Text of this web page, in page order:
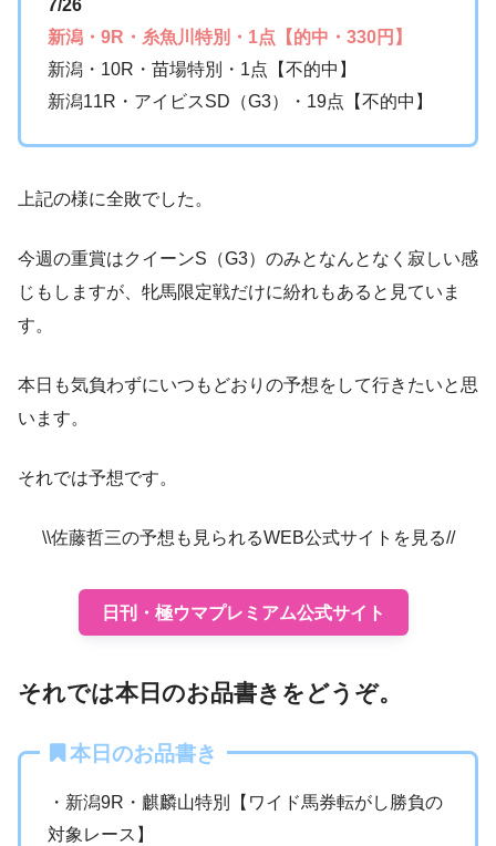
7/26
新潟・9R・糸魚川特別・1点【的中・330円】
新潟・10R・苗場特別・1点【不的中】
新潟11R・アイビスSD（G3）・19点【不的中】
上記の様に全敗でした。
今週の重賞はクイーンS（G3）のみとなんとなく寂しい感
じもしますが、牝馬限定戦だけに紛れもあると見ていま
す。
本日も気負わずにいつもどおりの予想をして行きたいと思
います。
それでは予想です。
\\佐藤哲三の予想も見られるWEB公式サイトを見る//
日刊・極ウマプレミアム公式サイト
それでは本日のお品書きをどうぞ。
本日のお品書き
・新潟9R・麒麟山特別【ワイド馬券転がし勝負の
対象レース】